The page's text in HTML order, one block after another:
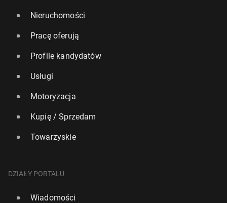
Nieruchomości
Pracę oferują
Profile kandydatów
Usługi
Motoryzacja
Kupię / Sprzedam
Towarzyskie
DZIAŁY PORTALU
Wiadomości